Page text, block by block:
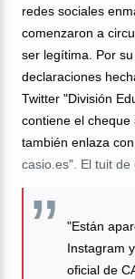
redes sociales
comenzaron a
ser legítima. Por
declaraciones
Twitter "División
contiene el cheque
también enlaza
casio.es". El tuit de
"Están
Instagram
oficial de